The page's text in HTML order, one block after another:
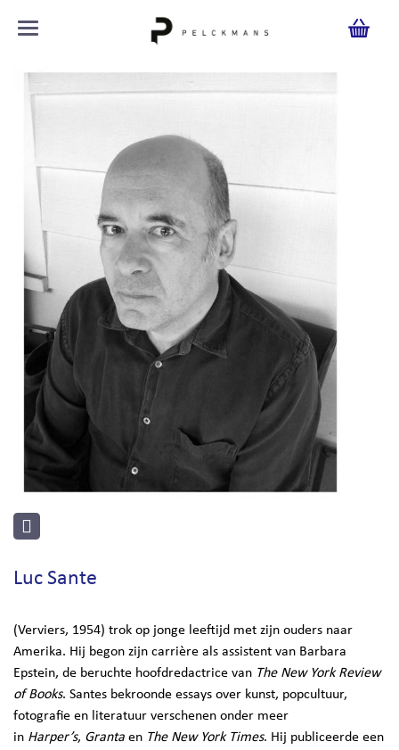
Luc Sante
(Verviers, 1954) trok op jonge leeftijd met zijn ouders naar
Amerika. Hij begon zijn carrière als assistent van Barbara
Epstein, de beruchte hoofdredactrice van The New York Review
of Books. Santes bekroonde essays over kunst, popcultuur,
fotografie en literatuur verschenen onder meer
in Harper’s, Granta en The New York Times. Hij publiceerde een